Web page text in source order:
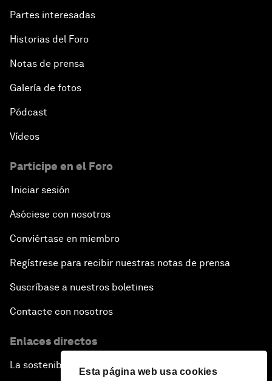
Esta página web usa cookies
Partes interesadas
Historias del Foro
Notas de prensa
Galería de fotos
Pódcast
Vídeos
Participe en el Foro
Iniciar sesión
Asóciese con nosotros
Conviértase en miembro
Regístrese para recibir nuestras notas de prensa
Suscríbase a nuestros boletines
Contacte con nosotros
Enlaces directos
La sostenibilidad en el Foro